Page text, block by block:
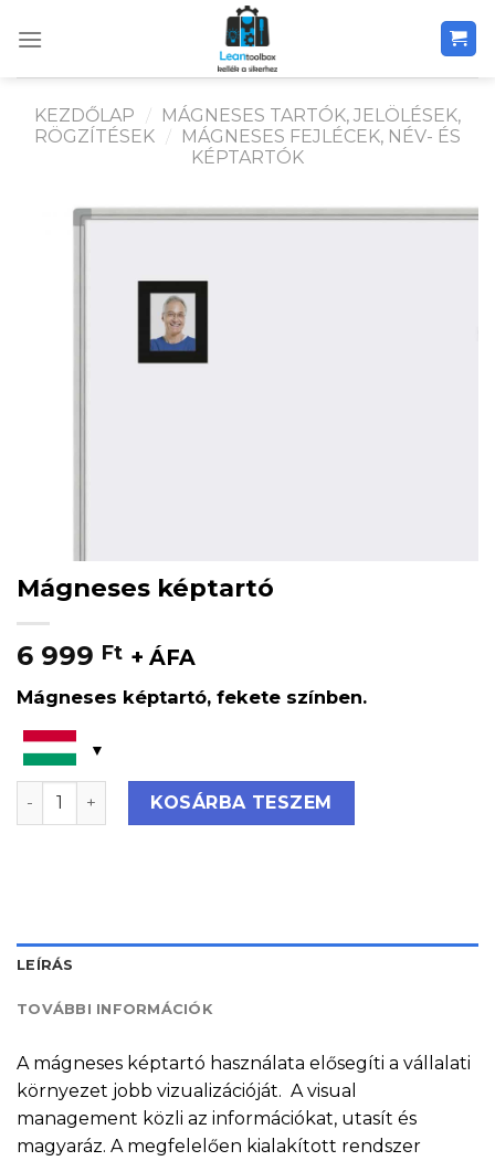
KEZDŐLAP /
MÁGNESES TARTÓK, JELÖLÉSEK,
RÖGZÍTÉSEK /
MÁGNESES FEJLÉCEK, NÉV- ÉS
KÉPTARTÓK
Mágneses képtartó
6 999 Ft + ÁFA
Mágneses képtartó, fekete színben.
Mágneses képtartó mennyiség
KOSÁRBA TESZEM
LEÍRÁS
TOVÁBBI INFORMÁCIÓK
A mágneses képtartó használata elősegíti a vállalati
környezet jobb vizualizációját. A visual
management közli az információkat, utasít és
magyaráz. A megfelelően kialakított rendszer